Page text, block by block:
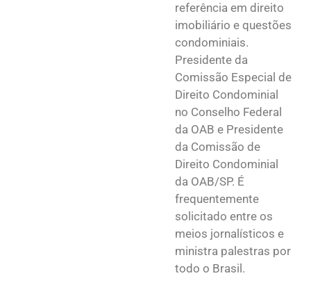
referência em direito
imobiliário e questões
condominiais.
Presidente da
Comissão Especial de
Direito Condominial
no Conselho Federal
da OAB e Presidente
da Comissão de
Direito Condominial
da OAB/SP. É
frequentemente
solicitado entre os
meios jornalísticos e
ministra palestras por
todo o Brasil.